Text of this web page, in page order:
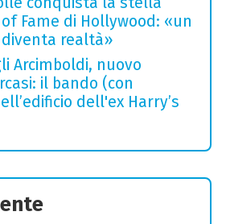
Fame di Hollywood: «un
realtà»
Arcimboldi, nuovo
il bando (con
dell'ex Harry’s